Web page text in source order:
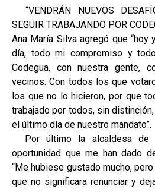
“VENDRÁN NUEVOS
SEGUIR TRABAJANDO POR
Ana María Silva agregó que
día, todo mi compromiso y
Codegua, con nuestra gente,
vecinos. Con todos los que
los que no lo hicieron, por que
trabajado por todos, sin
el último día de nuestro mandato”.
Por último la alcaldesa de
oportunidad que me han dado
“Me hubiese gustado mucho,
que no significara renunciar y